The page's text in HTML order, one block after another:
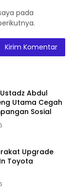
pada
Abdul
Utama Cegah
Sosial
Upgrade
Toyota